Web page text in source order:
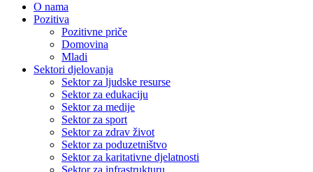
O nama
Pozitiva
Pozitivne priče
Domovina
Mladi
Sektori djelovanja
Sektor za ljudske resurse
Sektor za edukaciju
Sektor za medije
Sektor za sport
Sektor za zdrav život
Sektor za poduzetništvo
Sektor za karitativne djelatnosti
Sektor za infrastrukturu